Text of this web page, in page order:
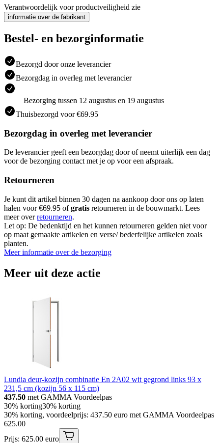
Verantwoordelijk voor productveiligheid zie
informatie over de fabrikant
Bestel- en bezorginformatie
Bezorgd door onze leverancier
Bezorgdag in overleg met leverancier
Bezorging tussen 12 augustus en 19 augustus
Thuisbezorgd voor €69.95
Bezorgdag in overleg met leverancier
De leverancier geeft een bezorgdag door of neemt uiterlijk een dag
voor de bezorging contact met je op voor een afspraak.
Retourneren
Je kunt dit artikel binnen 30 dagen na aankoop door ons op laten
halen voor €69.95 ofgratis retourneren in de bouwmarkt. Lees
meer overretourneren.
Let op: De bedenktijd en het kunnen retourneren gelden niet voor
op maat gemaakte artikelen en verse/ bederfelijke artikelen zoals
planten.
Meer informatie over de bezorging
Meer uit deze actie
Lundia deur-kozijn combinatie En 2A02 wit gegrond links 93 x
231,5 cm (kozijn 56 x 115 cm)
437.50 met GAMMA Voordeelpas
30% korting30% korting
30% korting, voordeelprijs: 437.50 euro met GAMMA Voordeelpas
625.00
Prijs: 625.00 euro